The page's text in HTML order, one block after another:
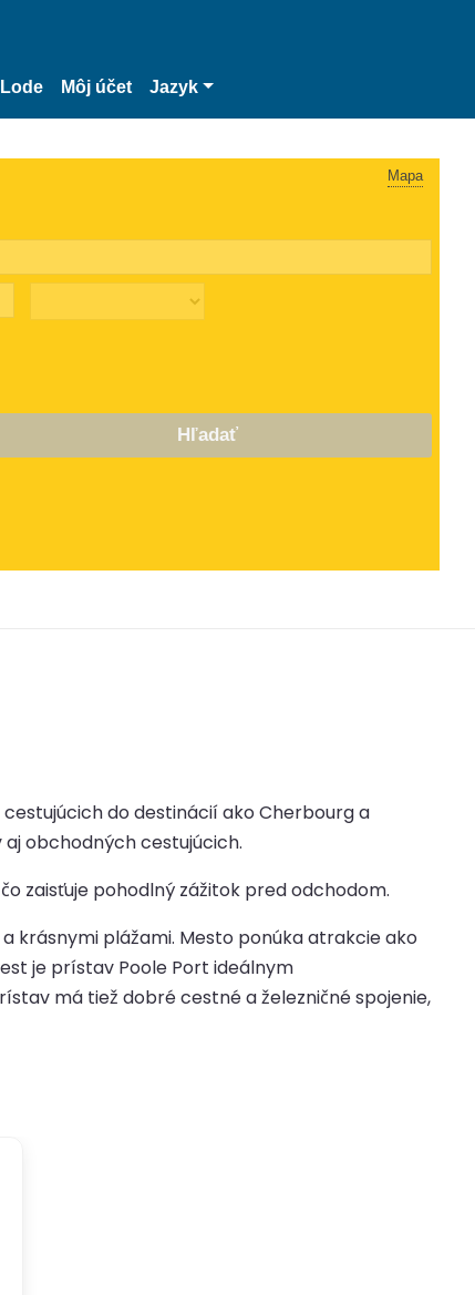
Lode Môj účet Jazyk
Mapa
Hľadať
do destinácií ako Cherbourg a
obchodných cestujúcich.
zaisťuje pohodlný zážitok pred odchodom.
krásnymi plážami. Mesto ponúka atrakcie ako
je prístav Poole Port ideálnym
má tiež dobré cestné a železničné spojenie,